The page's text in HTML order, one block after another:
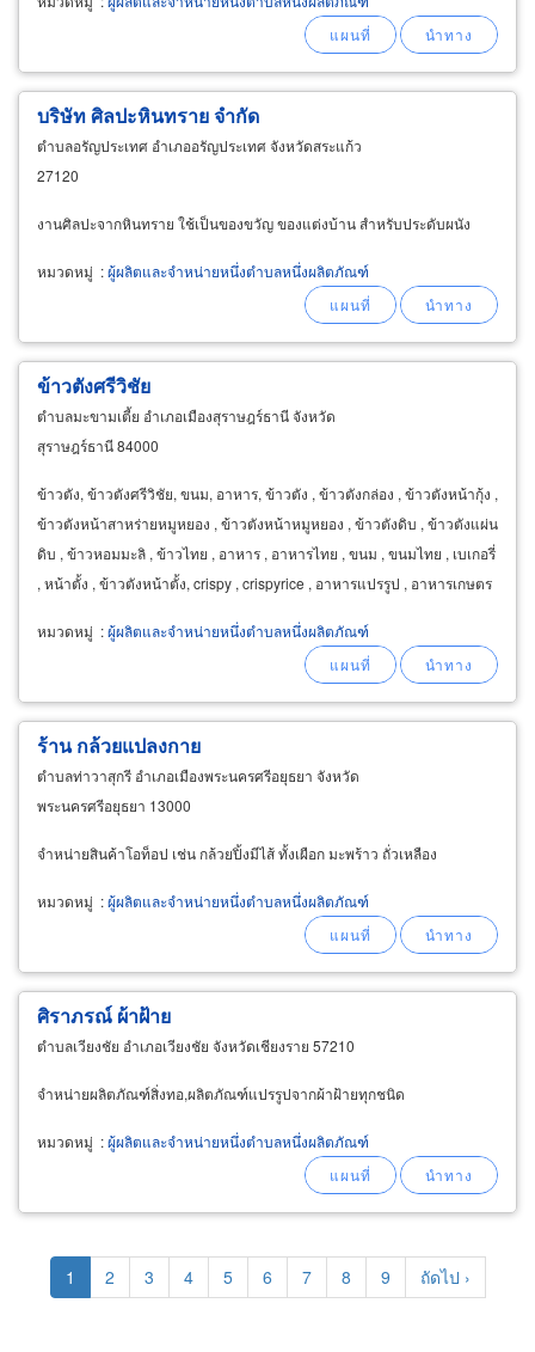
บริษัท ศิลปะหินทราย จำกัด
ตำบลอรัญประเทศ อำเภออรัญประเทศ จังหวัดสระแก้ว
27120
งานศิลปะจากหินทราย ใช้เป็นของขวัญ ของแต่งบ้าน สำหรับประดับผนัง
หมวดหมู่ :ผู้ผลิตและจำหน่ายหนึ่งตำบลหนึ่งผลิตภัณฑ์
ข้าวตังศรีวิชัย
ตำบลมะขามเตี้ย อำเภอเมืองสุราษฎร์ธานี จังหวัด
สุราษฎร์ธานี 84000
ข้าวตัง, ข้าวตังศรีวิชัย, ขนม, อาหาร, ข้าวตัง , ข้าวตังกล่อง , ข้าวตังหน้ากุ้ง ,
ข้าวตังหน้าสาหร่ายหมูหยอง , ข้าวตังหน้าหมูหยอง , ข้าวตังดิบ , ข้าวตังแผ่น
ดิบ , ข้าวหอมมะลิ , ข้าวไทย , อาหาร , อาหารไทย , ขนม , ขนมไทย , เบเกอรี่
, หน้าตั้ง , ข้าวตังหน้าตั้ง, crispy , crispyrice , อาหารแปรรูป , อาหารเกษตร
หมวดหมู่ :ผู้ผลิตและจำหน่ายหนึ่งตำบลหนึ่งผลิตภัณฑ์
ร้าน กล้วยแปลงกาย
ตำบลท่าวาสุกรี อำเภอเมืองพระนครศรีอยุธยา จังหวัด
พระนครศรีอยุธยา 13000
จำหน่ายสินค้าโอท็อป เช่น กล้วยปิ้งมีไส้ ทั้งเผือก มะพร้าว ถั่วเหลือง
หมวดหมู่ :ผู้ผลิตและจำหน่ายหนึ่งตำบลหนึ่งผลิตภัณฑ์
ศิราภรณ์ ผ้าฝ้าย
ตำบลเวียงชัย อำเภอเวียงชัย จังหวัดเชียงราย 57210
จำหน่ายผลิตภัณฑ์สิ่งทอ,ผลิตภัณฑ์แปรรูปจากผ้าฝ้ายทุกชนิด
หมวดหมู่ :ผู้ผลิตและจำหน่ายหนึ่งตำบลหนึ่งผลิตภัณฑ์
Pagination
Current
page
1 Page
2 Page
3 Page
4 Page
5 Page
6 Page
7 Page
8 Page
9
Next
page
ถัดไป ›